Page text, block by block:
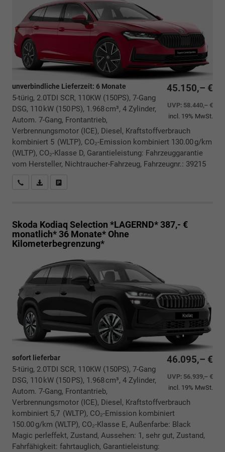
45.150,– €
UVP: 58.440,– €
incl. 19% MwSt.
unverbindliche Lieferzeit: 6 Monate
5-türig, 2.0TDI SCR, 110KW (150PS), 7-Gang
DSG, 110 kW (150 PS), 1.968 cm³, 4 Zylinder,
Autom. 7-Gang, Frontantrieb,
Verbrennungsmotor (ICE), Diesel, Kraftstoffverbrauch
kombiniert 5 (WLTP), CO₂-Emission kombiniert 130.00 g/km
(WLTP), CO₂-Klasse D, Garantieleistung: Fahrzeuggarantie
vom Hersteller, Nichtraucher-Fahrzeug, Fahrzeugnr.: 39215
Rückrufbitte absenden
PDF-Datei, Fahrzeugexposé drucken
Skoda Kodiaq Selection *LAGERND* 387,- €
monatlich* 36 Monate* Ohne
Kilometerbegrenzung*
46.095,– €
UVP: 56.939,– €
incl. 19% MwSt.
sofort lieferbar
5-türig, 2.0TDI SCR, 110KW (150PS), 7-Gang
DSG, 110 kW (150 PS), 1.968 cm³, 4 Zylinder,
Autom. 7-Gang, Frontantrieb,
Verbrennungsmotor (ICE), Diesel, Kraftstoffverbrauch
kombiniert 5,7 (WLTP), CO₂-Emission kombiniert
150.00 g/km (WLTP), CO₂-Klasse E, Außenfarbe: Black
Magic perleffekt, Zustand, Aussehen: 1, sehr gut, Zustand,
Fahrfähigkeit: fahrtauglich, Garantieleistung: